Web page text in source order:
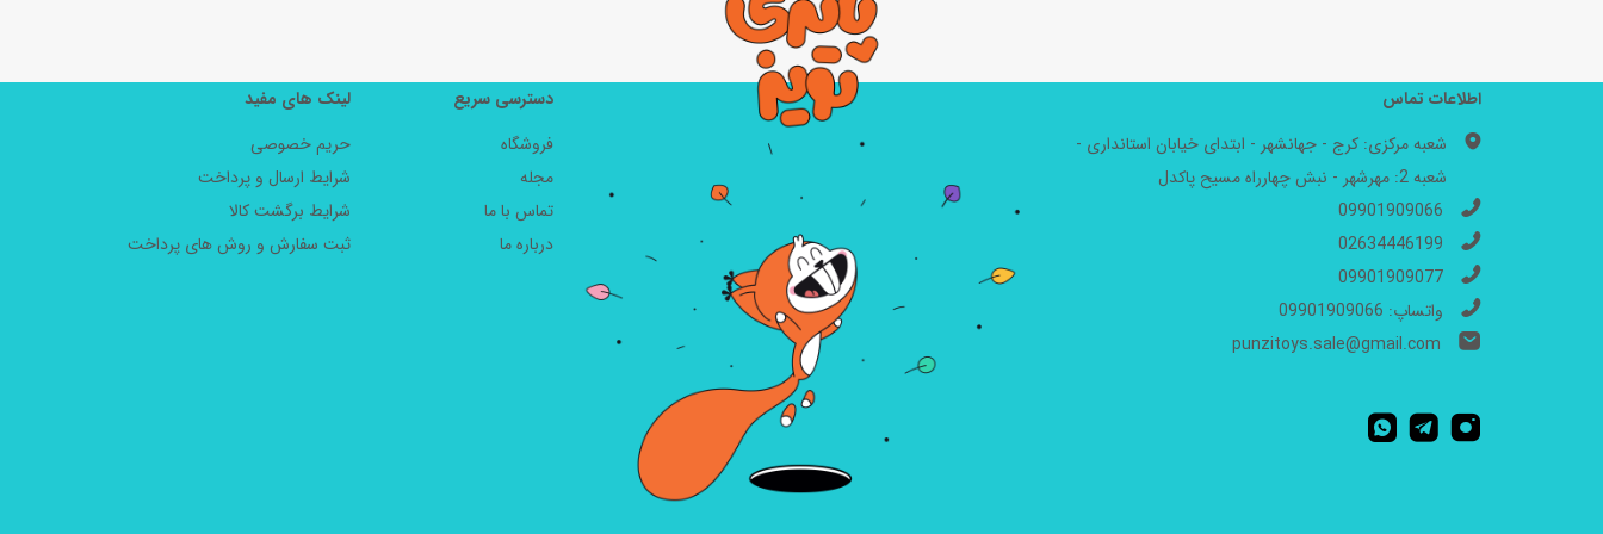
اطلاعات تماس
شعبه مرکزی: کرج - جهانشهر - ابتدای خیابان استانداری -
شعبه 2: مهرشهر - نبش چهارراه مسیح پاکدل
09901909066
02634446199
09901909077
واتساپ: 09901909066
punzitoys.sale@gmail.com
دسترسی سریع
فروشگاه
مجله
تماس با ما
درباره ما
لینک های مفید
حریم خصوصی
شرایط ارسال و پرداخت
شرایط برگشت کالا
ثبت سفارش و روش های پرداخت